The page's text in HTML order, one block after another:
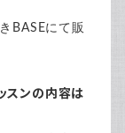
BASEにて販
スンの内容は